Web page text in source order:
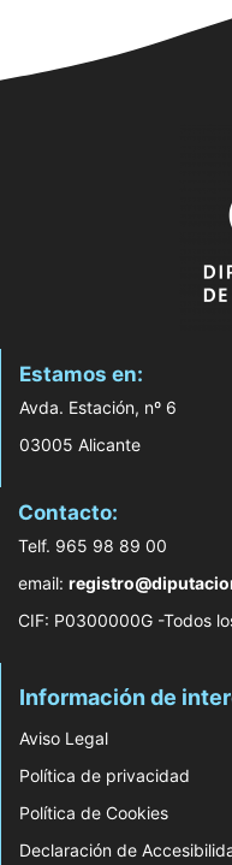
Estamos en:
Avda. Estación, nº 6
03005 Alicante
Contacto:
Telf. 965 98 89 00
email:
CIF: P0300000G -Todos
Información de
Aviso Legal
Política de privacidad
Política de Cookies
Declaración de